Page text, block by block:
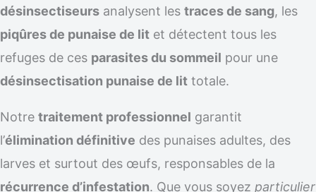
désinsectiseurs analysent les traces de sang, les
piqûres de punaise de lit et détectent tous les
refuges de ces parasites du sommeil pour une
désinsectisation punaise de lit totale.
Notre traitement professionnel garantit
l’élimination définitive des punaises adultes, des
larves et surtout des œufs, responsables de la
récurrence d’infestation. Que vous soyez particulier